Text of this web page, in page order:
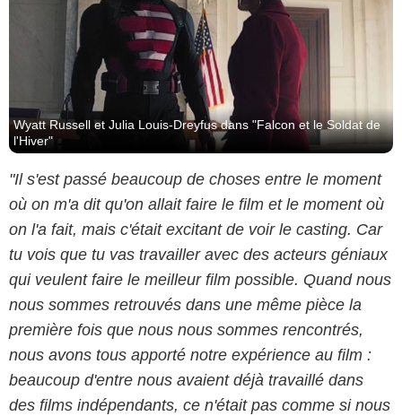
Wyatt Russell et Julia Louis-Dreyfus dans "Falcon et le Soldat de
l'Hiver"
"Il s'est passé beaucoup de choses entre le moment
où on m'a dit qu'on allait faire le film et le moment où
on l'a fait, mais c'était excitant de voir le casting. Car
tu vois que tu vas travailler avec des acteurs géniaux
qui veulent faire le meilleur film possible. Quand nous
nous sommes retrouvés dans une même pièce la
première fois que nous nous sommes rencontrés,
nous avons tous apporté notre expérience au film :
beaucoup d'entre nous avaient déjà travaillé dans
des films indépendants, ce n'était pas comme si nous